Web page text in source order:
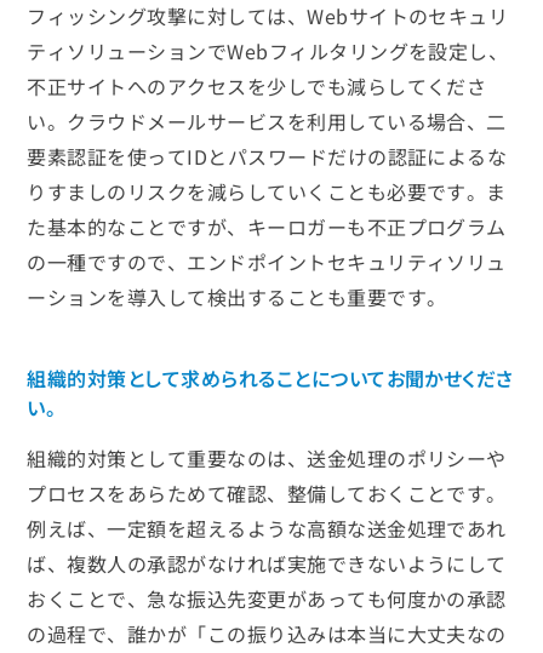
フィッシング攻撃に対しては、Webサイトのセキュリ
ティソリューションでWebフィルタリングを設定し、
不正サイトへのアクセスを少しでも減らしてくださ
い。クラウドメールサービスを利用している場合、二
要素認証を使ってIDとパスワードだけの認証によるな
りすましのリスクを減らしていくことも必要です。ま
た基本的なことですが、キーロガーも不正プログラム
の一種ですので、エンドポイントセキュリティソリュ
ーションを導入して検出することも重要です。
組織的対策として求められることについてお聞かせくださ
い。
組織的対策として重要なのは、送金処理のポリシーや
プロセスをあらためて確認、整備しておくことです。
例えば、一定額を超えるような高額な送金処理であれ
ば、複数人の承認がなければ実施できないようにして
おくことで、急な振込先変更があっても何度かの承認
の過程で、誰かが「この振り込みは本当に大丈夫なの